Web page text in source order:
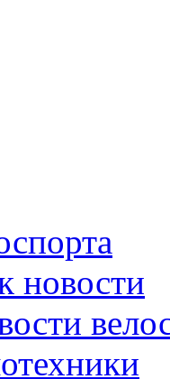
новости